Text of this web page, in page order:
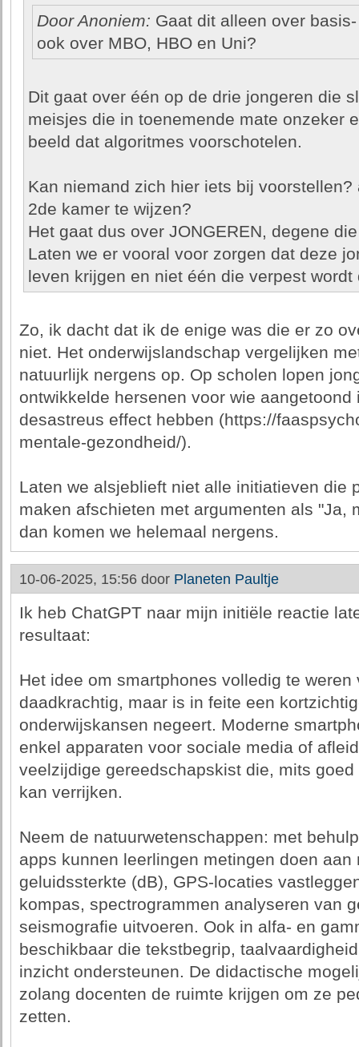
Door Anoniem: Gaat dit alleen over
ook over MBO, HBO en Uni?
Dit gaat over één op de drie jongeren die
meisjes die in toenemende mate onzeker
beeld dat algoritmes voorschotelen.
Kan niemand zich hier iets bij
2de kamer te wijzen?
Het gaat dus over JONGEREN, degene
Laten we er vooral voor zorgen dat deze
leven krijgen en niet één die verpest
Zo, ik dacht dat ik de enige was die er zo
niet. Het onderwijslandschap vergelijken
natuurlijk nergens op. Op scholen lopen
ontwikkelde hersenen voor wie
desastreus effect hebben (https://
mentale-gezondheid/).
Laten we alsjeblieft niet alle initiatieven die
maken afschieten met argumenten als "Ja,
dan komen we helemaal nergens.
10-06-2025, 15:56 door Planeten Paultje
Ik heb ChatGPT naar mijn initiële reactie
resultaat:
Het idee om smartphones volledig te
daadkrachtig, maar is in feite een
onderwijskansen negeert. Moderne
enkel apparaten voor sociale media of
veelzijdige gereedschapskist die, mits
kan verrijken.
Neem de natuurwetenschappen: met
apps kunnen leerlingen metingen doen
geluidssterkte (dB), GPS-locaties
kompas, spectrogrammen analyseren van
seismografie uitvoeren. Ook in alfa- en
beschikbaar die tekstbegrip,
inzicht ondersteunen. De didactische
zolang docenten de ruimte krijgen om ze
zetten.